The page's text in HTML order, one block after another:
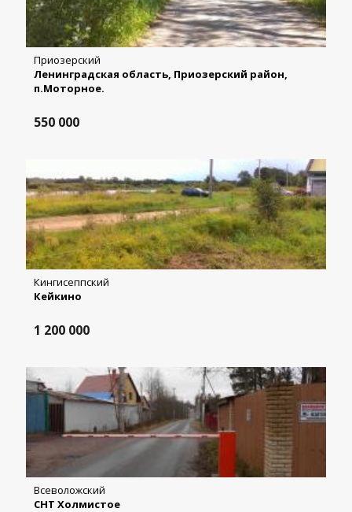
Приозерский
Ленинградская область, Приозерский район,
п.Моторное.
550 000
Кингисеппский
Кейкино
1 200 000
Всеволожский
СНТ Холмистое